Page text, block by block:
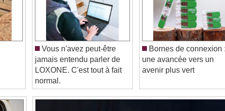
Vous n'avez peut-être
jamais entendu parler de
LOXONE. C'est tout à fait
normal.
Bornes de connexion :
une avancée vers un
avenir plus vert